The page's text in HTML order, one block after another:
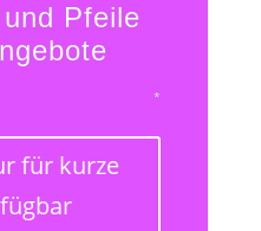
Pfeile
*
für kurze